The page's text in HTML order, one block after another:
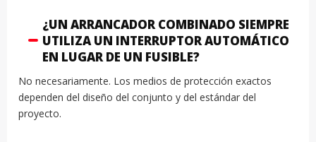
¿UN ARRANCADOR COMBINADO SIEMPRE
UTILIZA UN INTERRUPTOR AUTOMÁTICO
EN LUGAR DE UN FUSIBLE?
No necesariamente. Los medios de protección exactos
dependen del diseño del conjunto y del estándar del
proyecto.